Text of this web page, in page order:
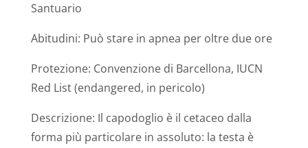
Santuario
Abitudini: Può stare in apnea per oltre due ore
Protezione: Convenzione di Barcellona, IUCN
Red List (endangered, in pericolo)
Descrizione: Il capodoglio è il cetaceo dalla
forma più particolare in assoluto: la testa è